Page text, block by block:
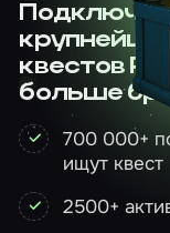
квестов
больше
700 000+
ищут квест
2500+